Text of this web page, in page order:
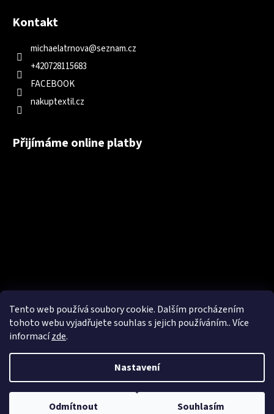
Tento web používá soubory cookie. Dalším procházením
tohoto webu vyjadřujete souhlas s jejich používáním.. Více
informacízde.
Nastavení
Odmítnout Souhlasím
Kontakt
michaelatrnova@seznam.cz
+420728115683
FACEBOOK
nakuptextil.cz
Přijímáme online platby
Vytvořil Shoptet
Copyright 2026
NakupTextil - reklamní textil Adler / Malfini -